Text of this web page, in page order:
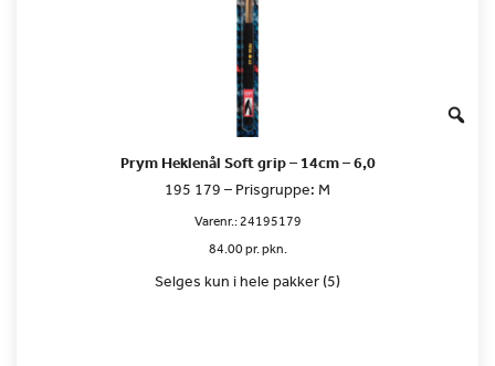
Prym Heklenål Soft grip – 14cm – 6,0
195 179 – Prisgruppe: M
Varenr.:24195179
84.00 pr. pkn.
Selges kun i hele pakker (5)